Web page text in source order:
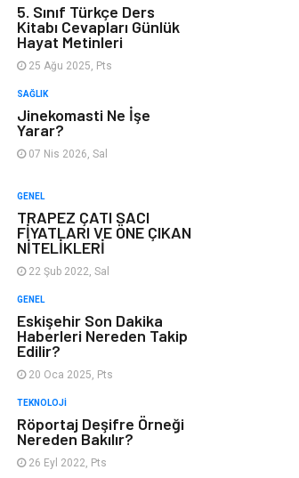
Tarih
5. Sınıf Türkçe Ders
Kitabı Cevapları Günlük
Hayat Metinleri
25 Ağu 2025, Pts
SAĞLIK
Jinekomasti Ne İşe
Yarar?
07 Nis 2026, Sal
GENEL
TRAPEZ ÇATI SACI
FİYATLARI VE ÖNE ÇIKAN
NİTELİKLERİ
22 Şub 2022, Sal
GENEL
Eskişehir Son Dakika
Haberleri Nereden Takip
Edilir?
20 Oca 2025, Pts
TEKNOLOJI
Röportaj Deşifre Örneği
Nereden Bakılır?
26 Eyl 2022, Pts